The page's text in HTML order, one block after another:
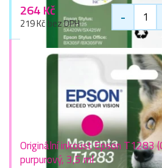
264 Kč
219 Kč bez DPH -
Originální inkoust Epson T1283
purpurový, 3,5 ml